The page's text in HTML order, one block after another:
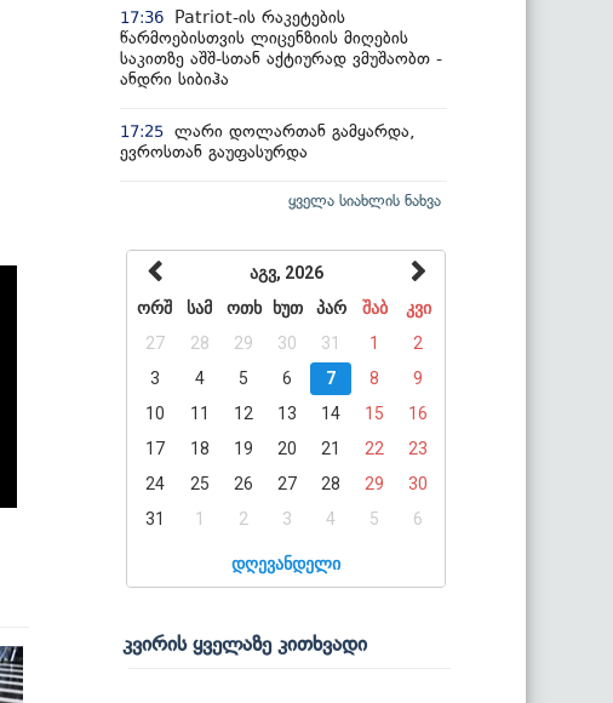
17:36
Patriot-ის რაკეტების
წარმოებისთვის ლიცენზიის მიღების
საკითზე აშშ-სთან აქტიურად ვმუშაობთ -
ანდრი სიბიჰა
17:25 ლარი დოლართან გამყარდა,
ევროსთან გაუფასურდა
ყველა სიახლის ნახვა
აგვ, 2026
ორშ
სამ ოთხ ხუთ პარ შაბ
კვი
27
28 29 30 31 1
2
3
4 5 6 7 8
9
10
11 12 13 14 15
16
17
18 19 20 21 22
23
24
25 26 27 28 29
30
31
1 2 3 4 5 6
დღევანდელი
კვირის ყველაზე კითხვადი